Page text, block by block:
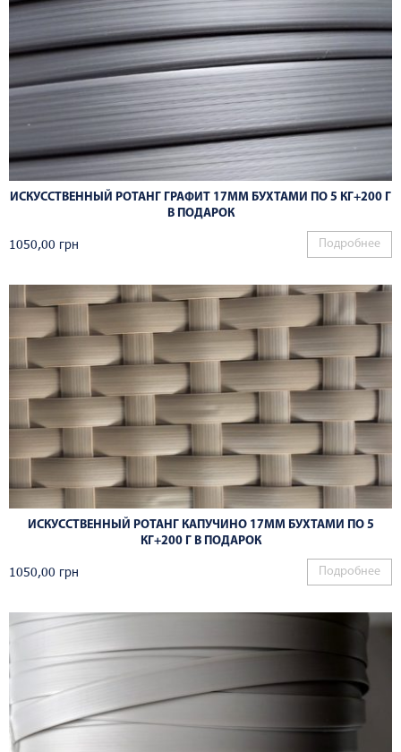
ИСКУССТВЕННЫЙ РОТАНГ ГРАФИТ 17ММ БУХТАМИ ПО 5 КГ+200 Г
В ПОДАРОК
1050,00 грн Подробнее
ИСКУССТВЕННЫЙ РОТАНГ КАПУЧИНО 17ММ БУХТАМИ ПО 5
КГ+200 Г В ПОДАРОК
1050,00 грн Подробнее